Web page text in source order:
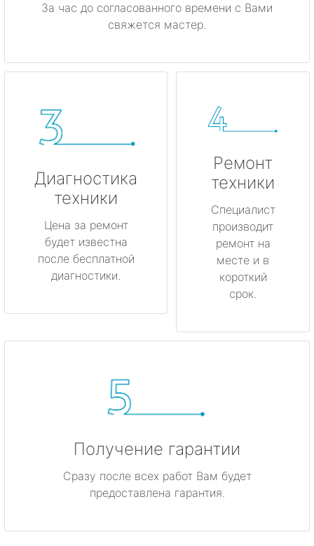
За час до согласованного времени с Вами
свяжется мастер.
Диагностика
техники
Цена за ремонт
будет известна
после бесплатной
диагностики.
Ремонт
техники
Специалист
производит
ремонт на
месте и в
короткий
срок.
Получение гарантии
Сразу после всех работ Вам будет
предоставлена гарантия.